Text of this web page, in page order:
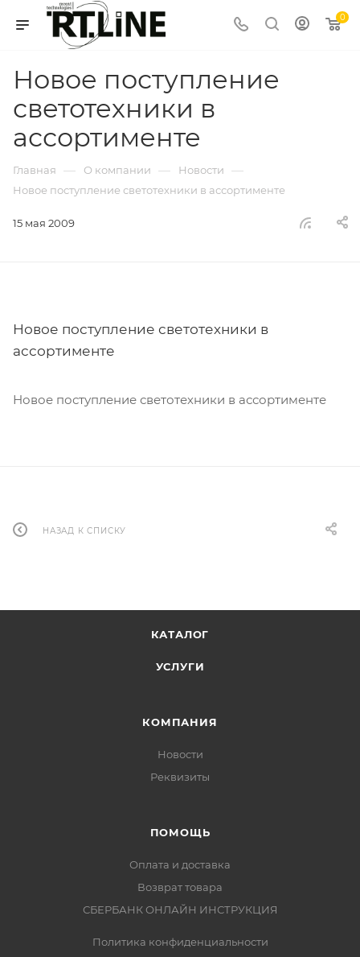
0
Новое поступление
светотехники в
ассортименте
Главная — О компании — Новости —
Новое поступление светотехники в ассортименте
15 мая 2009
Новое поступление светотехники в
ассортименте
Новое поступление светотехники в ассортименте
НАЗАД К СПИСКУ
КАТАЛОГ
УСЛУГИ
КОМПАНИЯ
Новости
Реквизиты
ПОМОЩЬ
Оплата и доставка
Возврат товара
СБЕРБАНК ОНЛАЙН ИНСТРУКЦИЯ
Политика конфиденциальности